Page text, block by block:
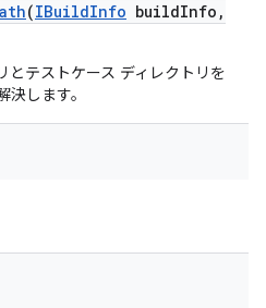
(IBuildInfo buildInfo ,
とテストケース ディレクトリを
します。